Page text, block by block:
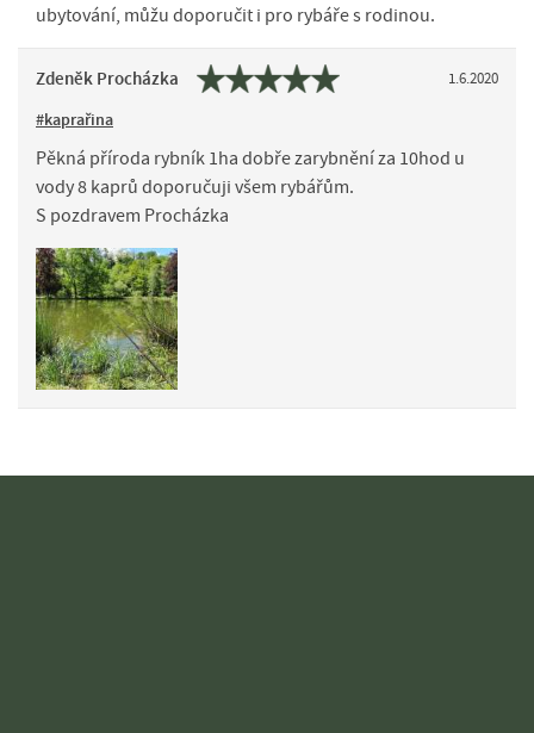
ubytování, můžu doporučit i pro rybáře s rodinou.
Zdeněk Procházka 1.6.2020
#kaprařina
Pěkná příroda rybník 1ha dobře zarybnění za 10hod u
vody 8 kaprů doporučuji všem rybářům.
S pozdravem Procházka